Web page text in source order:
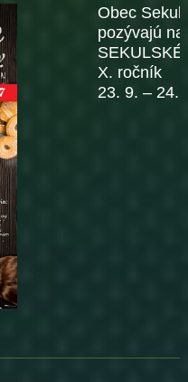
Obec
pozývajú na
X. ročník
23. 9. – 24.